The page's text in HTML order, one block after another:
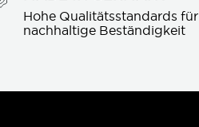
Hohe Qualitätsstandards für
nachhaltige Beständigkeit